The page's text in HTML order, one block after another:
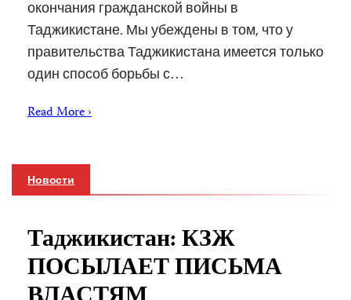
окончания гражданской войны в
Таджикистане. Мы убеждены в том, что у
правительства Таджикистана имеется только
один способ борьбы с…
Read More ›
Новости
Таджикистан: КЗЖ
ПОСЫЛАЕТ ПИСЬМА